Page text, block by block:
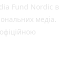
Fund Nordic в
медіа.